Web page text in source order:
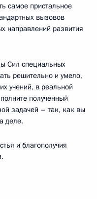
самое пристальное
вызовов
направлений развития
Сил специальных
решительно и умело,
учений, в реальной
полученный
задачей – так, как вы
деле.
и благополучия